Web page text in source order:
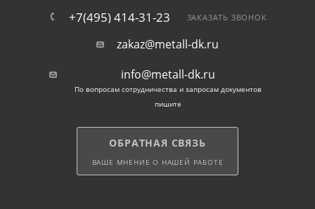
+7(495) 414-31-23 ЗАКАЗАТЬ ЗВОНОК
zakaz@metall-dk.ru
info@metall-dk.ru
По вопросам сотрудничества и запросам документов
пишите
ОБРАТНАЯ СВЯЗЬ
ВАШЕ МНЕНИЕ О НАШЕЙ РАБОТЕ